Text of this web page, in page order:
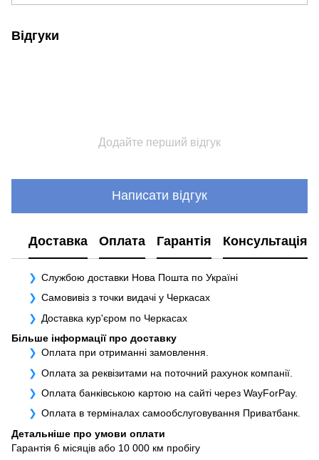
Відгуки
Додайте перший відгук
Написати відгук
Доставка Оплата Гарантія Консультація
Службою доставки Нова Пошта по Україні
Самовивіз з точки видачі у Черкасах
Доставка кур'єром по Черкасах
Більше інформації про доставку
Оплата при отриманні замовлення.
Оплата за реквізитами на поточний рахунок компанії.
Оплата банківською картою на сайті через WayForPay.
Оплата в терміналах самообслуговування Приватбанк.
Детальніше про умови оплати
Гарантія 6 місяців або 10 000 км пробігу